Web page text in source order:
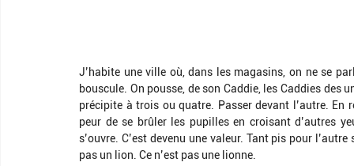
J’habite une ville où, dans les magasins, on ne se
bouscule. On pousse, de son Caddie, les Caddies des
précipite à trois ou quatre. Passer devant l’autre.
peur de se brûler les pupilles en croisant d’autres
s’ouvre. C’est devenu une valeur. Tant pis pour
pas un lion. Ce n’est pas une lionne.